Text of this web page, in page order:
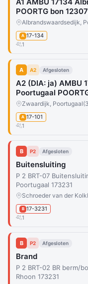
POORTG bon
Albrandswaardsedijk,
A 17-134
1
A A2 Afgesloten
A2 (DIA: ja) AMBU
Poortugaal
Zwaardijk, Poortugaal
A 17-101
1
B P2 Afgesloten
Buitensluiting
P 2 BRT-07
Poortugaal 173231
Schroeder van der
B 17-3231
1
B P2 Afgesloten
Brand
P 2 BRT-02 BR berm/
Rhoon 173231